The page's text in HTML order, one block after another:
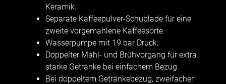
Keramik.
Separate Kaffeepulver-Schublade für eine
zweite vorgemahlene Kaffeesorte.
Wasserpumpe mit 19 bar Druck.
Doppelter Mahl- und Brühvorgang für extra
starke Getränke bei einfachem Bezug.
Bei doppeltem Getränkebezug, zweifacher